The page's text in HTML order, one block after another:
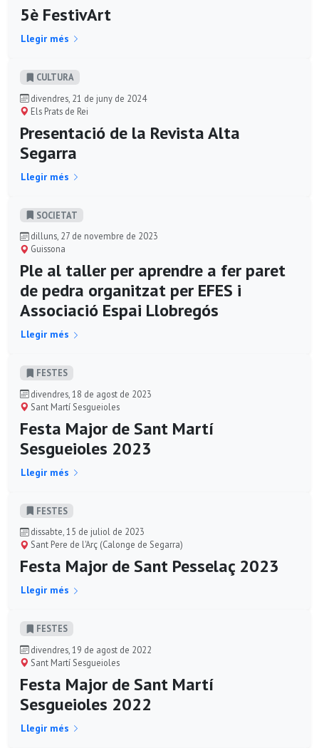
5è FestivArt
Llegir més
CULTURA
divendres, 21 de juny de 2024
Els Prats de Rei
Presentació de la Revista Alta
Segarra
Llegir més
SOCIETAT
dilluns, 27 de novembre de 2023
Guissona
Ple al taller per aprendre a fer paret
de pedra organitzat per EFES i
Associació Espai Llobregós
Llegir més
FESTES
divendres, 18 de agost de 2023
Sant Martí Sesgueioles
Festa Major de Sant Martí
Sesgueioles 2023
Llegir més
FESTES
dissabte, 15 de juliol de 2023
Sant Pere de l'Arç (Calonge de Segarra)
Festa Major de Sant Pesselaç 2023
Llegir més
FESTES
divendres, 19 de agost de 2022
Sant Martí Sesgueioles
Festa Major de Sant Martí
Sesgueioles 2022
Llegir més